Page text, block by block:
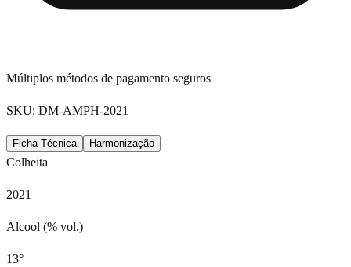
Múltiplos métodos de pagamento seguros
SKU: DM-AMPH-2021
Ficha Técnica Harmonização
Colheita
2021
Alcool (% vol.)
13°